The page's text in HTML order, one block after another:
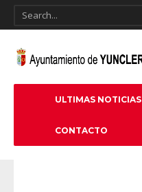
ULTIMAS NOTICIAS
CONTACTO